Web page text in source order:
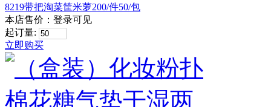
8219带把淘菜筐米萝200/件50/包
本店售价： 登录可见
起订量:
立即购买